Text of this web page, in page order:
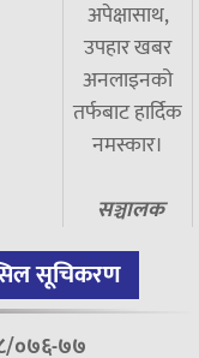
अपेक्षासाथ,
उपहार खबर
अनलाइनको
तर्फबाट हार्दिक
नमस्कार।
सञ्चालक
सूचिकरण
०७६-७७